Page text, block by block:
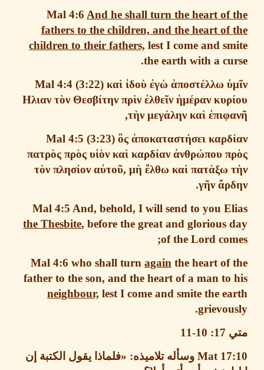
Mal 4:6And he shall turn the heart of
fathers to the children, and the heart of
children to their fathers,lest I come and
the earth with a
Mal 4:4 (3:22) καὶ ἰδοὺ ἐγὼ ἀποστέλλω
Ηλιαν τὸν Θεσβίτην πρὶν ἐλθεῖν ἡμέραν κυρ
τὴν μεγάλην καὶ ἐ
,
Mal 4:5 (3:23) ὃς ἀποκαταστήσει καρδ
πατρὸ ς πρὸς υἱὸν καὶ καρδίαν ἀνθρώπου
τὸν πλησίον αὐτοῦ,μὴ ἔλθω καὶ πατάξω
γῆν
.
Mal 4:5And, behold, I will send to you
the Thesbite, before the great and glorious
of the Lord
Mal 4:6 who shall turnagainthe heart of
father to the son, and the heart of a man
neighbour,lest I come and smite the
17: 10-11
Mat وسأله تلاميذه : «فلماذا يقول الكتبة إن